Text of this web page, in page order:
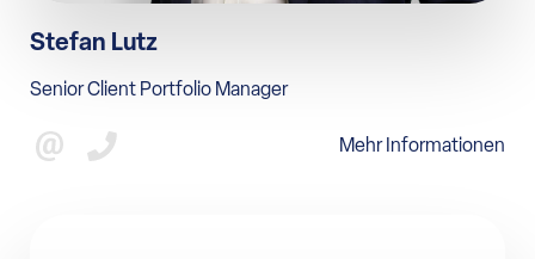
Stefan Lutz
Senior Client Portfolio Manager
Mehr Informationen